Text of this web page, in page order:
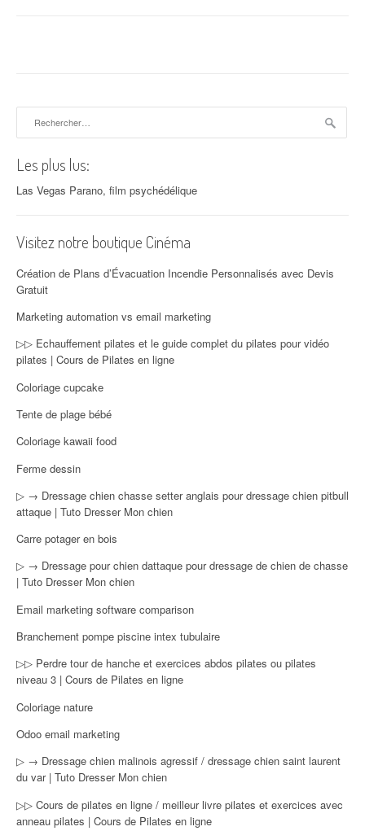
Les plus lus:
Las Vegas Parano, film psychédélique
Visitez notre boutique Cinéma
Création de Plans d’Évacuation Incendie Personnalisés avec Devis
Gratuit
Marketing automation vs email marketing
▷▷ Echauffement pilates et le guide complet du pilates pour vidéo
pilates | Cours de Pilates en ligne
Coloriage cupcake
Tente de plage bébé
Coloriage kawaii food
Ferme dessin
▷ → Dressage chien chasse setter anglais pour dressage chien pitbull
attaque | Tuto Dresser Mon chien
Carre potager en bois
▷ → Dressage pour chien dattaque pour dressage de chien de chasse
| Tuto Dresser Mon chien
Email marketing software comparison
Branchement pompe piscine intex tubulaire
▷▷ Perdre tour de hanche et exercices abdos pilates ou pilates
niveau 3 | Cours de Pilates en ligne
Coloriage nature
Odoo email marketing
▷ → Dressage chien malinois agressif / dressage chien saint laurent
du var | Tuto Dresser Mon chien
▷▷ Cours de pilates en ligne / meilleur livre pilates et exercices avec
anneau pilates | Cours de Pilates en ligne